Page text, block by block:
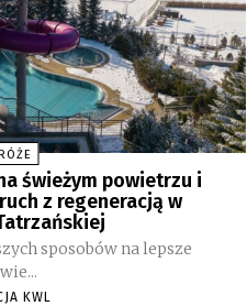
świeżym powietrzu i
z regeneracją w
sposobów na lepsze
KWL